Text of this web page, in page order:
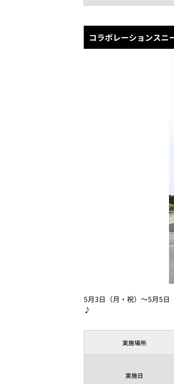
コラボレーションス
5月3日（月・祝）～5月5日
♪
実施場所
実施日